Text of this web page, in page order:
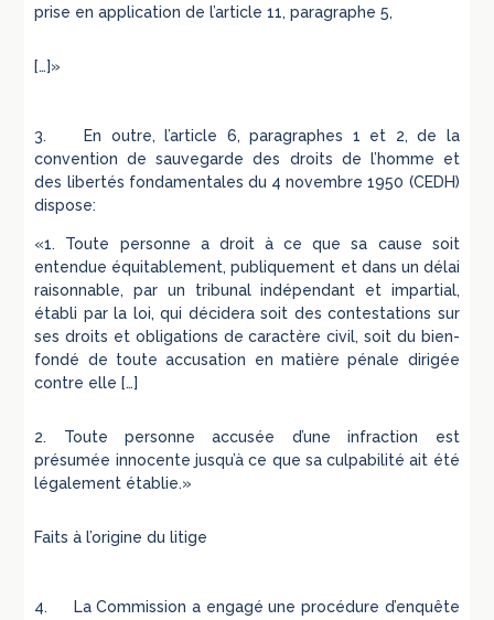
prise en application de l’article 11, paragraphe 5,
[…]»
3. En outre, l’article 6, paragraphes 1 et 2, de la
convention de sauvegarde des droits de l’homme et
des libertés fondamentales du 4 novembre 1950 (CEDH)
dispose:
«1. Toute personne a droit à ce que sa cause soit
entendue équitablement, publiquement et dans un délai
raisonnable, par un tribunal indépendant et impartial,
établi par la loi, qui décidera soit des contestations sur
ses droits et obligations de caractère civil, soit du bien-
fondé de toute accusation en matière pénale dirigée
contre elle […]
2. Toute personne accusée d’une infraction est
présumée innocente jusqu’à ce que sa culpabilité ait été
légalement établie.»
Faits à l’origine du litige
4. La Commission a engagé une procédure d’enquête